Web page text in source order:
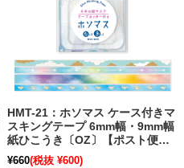
HMT-21：ホソマス ケース付きマ
スキングテープ 6mm幅・9mm幅
紙ひこうき〔OZ〕【ポスト便不
可】【在庫限り】
¥660(税抜 ¥600)